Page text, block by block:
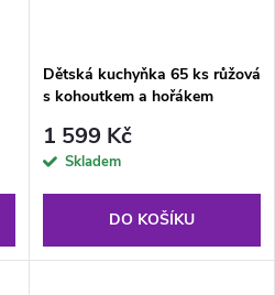
Dětská kuchyňka 65 ks růžová
s kohoutkem a hořákem
1 599 Kč
Skladem
DO KOŠÍKU